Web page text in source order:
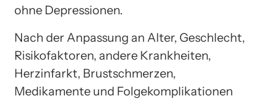
ohne Depressionen.
Nach der Anpassung an Alter, Geschlecht,
Risikofaktoren, andere Krankheiten,
Herzinfarkt, Brustschmerzen,
Medikamente und Folgekomplikationen